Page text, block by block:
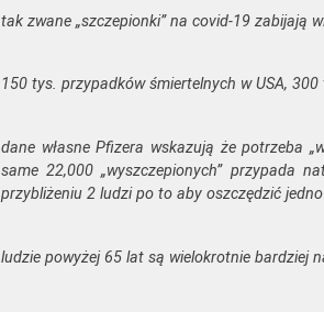
tak zwane „szczepionki” na covid-19 zabijają
150 tys. przypadków śmiertelnych w USA,
dane własne Pfizera wskazują że potrzeba
same 22,000 „wyszczepionych” przypada
przybliżeniu 2 ludzi po to aby oszczędzić jedno
ludzie powyżej 65 lat są wielokrotnie bardziej